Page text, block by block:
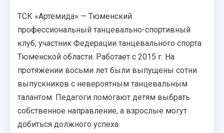
ТСК «Артемида» — Тюменский
профессиональный танцевально-спортивный
клуб, участник Федерации танцевального спорта
Тюменской области. Работает с 2015 г. На
протяжении восьми лет были выпущены сотни
выпускников с невероятным танцевальным
талантом. Педагоги помогают детям выбрать
собственное направление, а взрослые могут
добиться должного успеха.